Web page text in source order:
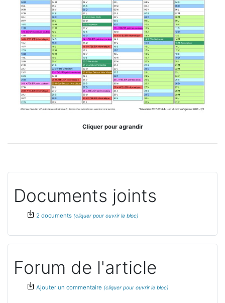
Cliquer pour agrandir
Documents joints
2 documents
Forum de l'article
Ajouter un commentaire